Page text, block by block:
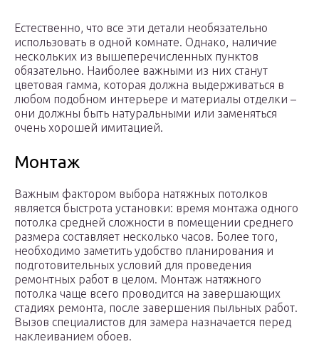
Естественно, что все эти детали необязательно
использовать в одной комнате. Однако, наличие
нескольких из вышеперечисленных пунктов
обязательно. Наиболее важными из них станут
цветовая гамма, которая должна выдерживаться в
любом подобном интерьере и материалы отделки –
они должны быть натуральными или заменяться
очень хорошей имитацией.
Монтаж
Важным фактором выбора натяжных потолков
является быстрота установки: время монтажа одного
потолка средней сложности в помещении среднего
размера составляет несколько часов. Более того,
необходимо заметить удобство планирования и
подготовительных условий для проведения
ремонтных работ в целом. Монтаж натяжного
потолка чаще всего проводится на завершающих
стадиях ремонта, после завершения пыльных работ.
Вызов специалистов для замера назначается перед
наклеиванием обоев.